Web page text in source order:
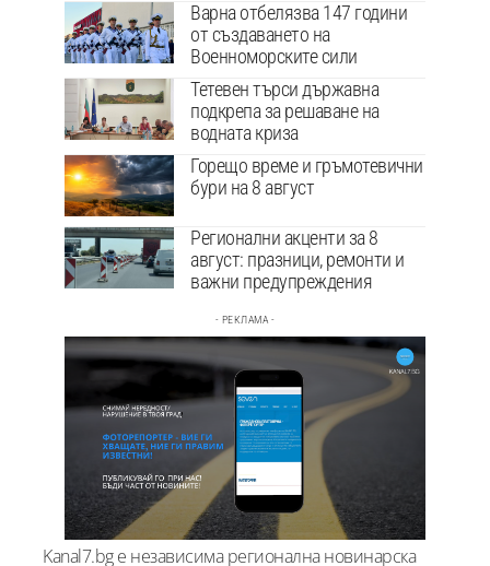
Варна отбелязва 147 години
от създаването на
Военноморските сили
Тетевен търси държавна
подкрепа за решаване на
водната криза
Горещо време и гръмотевични
бури на 8 август
Регионални акценти за 8
август: празници, ремонти и
важни предупреждения
- РЕКЛАМА -
Kanal7.bg е независима регионална новинарска